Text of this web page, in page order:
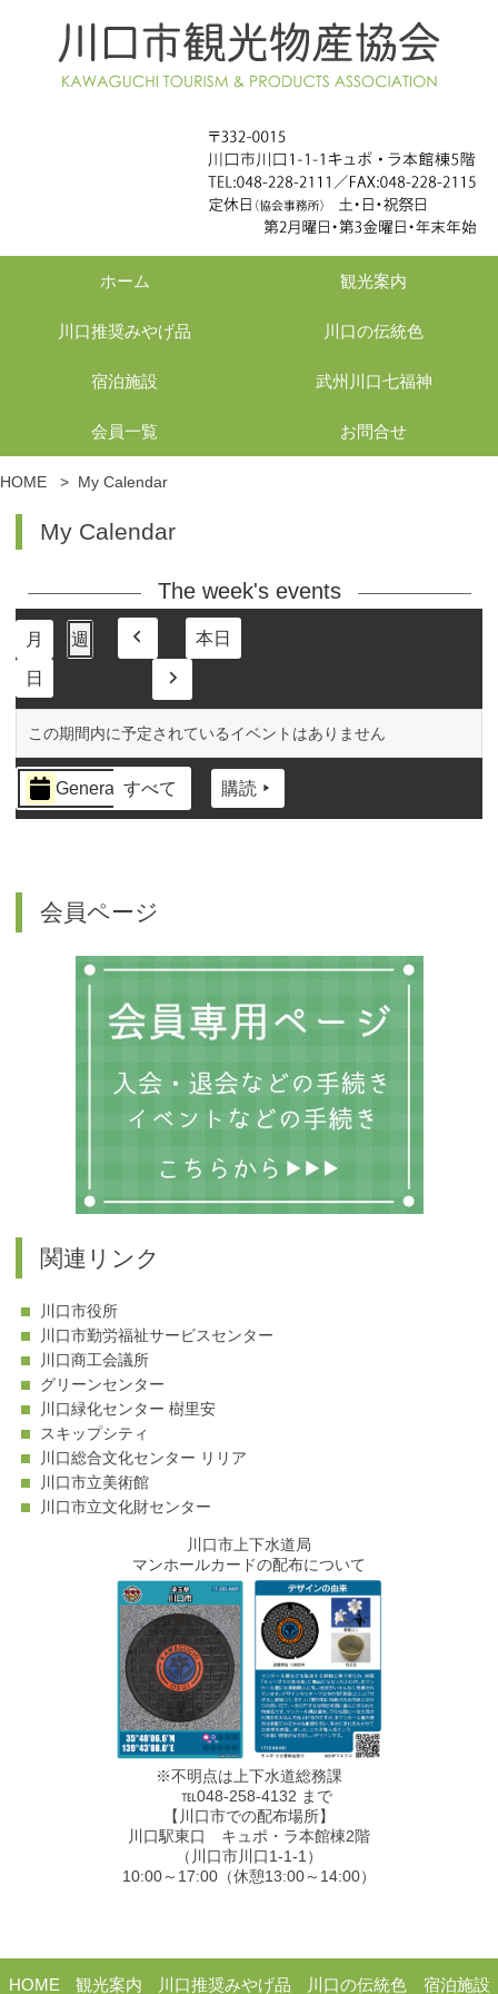
ホーム 観光案内
川口推奨みやげ品 川口の伝統色
宿泊施設 武州川口七福神
会員一覧 お問合せ
HOME > My Calendar
My Calendar
The week's events
月 週
日
本日
この期間内に予定されているイベントはありません
イ
ベ
General すべて 購読
会員ページ
関連リンク
川口市役所
川口市勤労福祉サービスセンター
川口商工会議所
グリーンセンター
川口緑化センター 樹里安
スキップシティ
川口総合文化センター リリア
川口市立美術館
川口市立文化財センター
川口市上下水道局
マンホールカードの配布について
※不明点は上下水道総務課
℡048-258-4132 まで
【川口市での配布場所】
川口駅東口 キュポ・ラ本館棟2階
（川口市川口1-1-1）
10:00～17:00（休憩13:00～14:00）
HOME 観光案内 川口推奨みやげ品 川口の伝統色 宿泊施設